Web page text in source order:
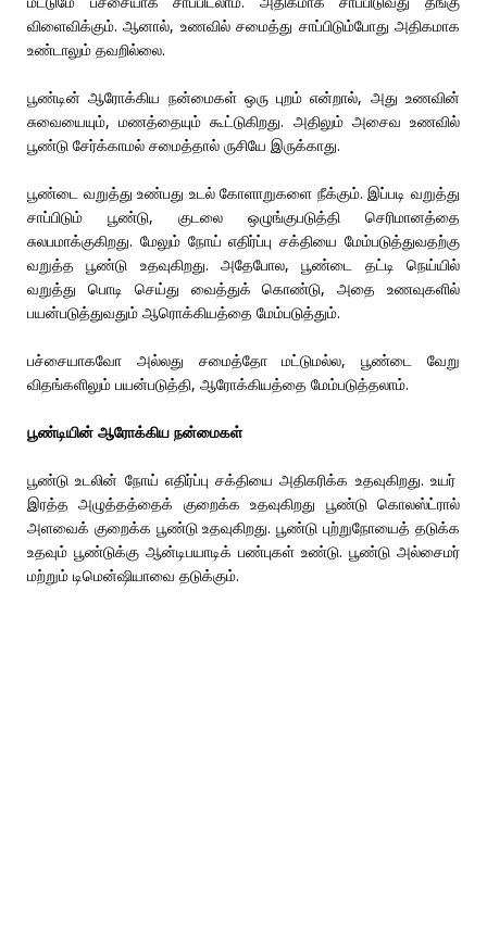
விளைவிக்கும். ஆனால், உணவில் சமைத்து சாப்பிடும்போது அதிகமாக
உண்டாலும் தவறில்லை.
பூண்டின் ஆரோக்கிய நன்மைகள் ஒரு புறம் என்றால், அது உணவின்
சுவையையும், மணத்தையும் கூட்டுகிறது. அதிலும் அசைவ உணவில்
பூண்டு சேர்க்காமல் சமைத்தால் ருசியே இருக்காது.
பூண்டை வறுத்து உண்பது உடல் கோளாறுகளை நீக்கும். இப்படி வறுத்து
சாப்பிடும் பூண்டு, குடலை ஒழுங்குபடுத்தி செரிமானத்தை
சுலபமாக்குகிறது. மேலும் நோய் எதிர்ப்பு சக்தியை மேம்படுத்துவதற்கு
வறுத்த பூண்டு உதவுகிறது. அதேபோல, பூண்டை தட்டி நெய்யில்
வறுத்து பொடி செய்து வைத்துக் கொண்டு, அதை உணவுகளில்
பயன்படுத்துவதும் ஆரொக்கியத்தை மேம்படுத்தும்.
பச்சையாகவோ அல்லது சமைத்தோ மட்டுமல்ல, பூண்டை வேறு
விதங்களிலும் பயன்படுத்தி, ஆரோக்கியத்தை மேம்படுத்தலாம்.
பூண்டியின் ஆரோக்கிய நன்மைகள்
பூண்டு உடலின் நோய் எதிர்ப்பு சக்தியை அதிகரிக்க உதவுகிறது. உயர்
இரத்த அழுத்தத்தைக் குறைக்க உதவுகிறது பூண்டு கொலஸ்ட்ரால்
அளவைக் குறைக்க பூண்டு உதவுகிறது. பூண்டு புற்றுநோயைத் தடுக்க
உதவும் பூண்டுக்கு ஆன்டிபயாடிக் பண்புகள் உண்டு. பூண்டு அல்சைமர்
மற்றும் டிமென்ஷியாவை தடுக்கும்.